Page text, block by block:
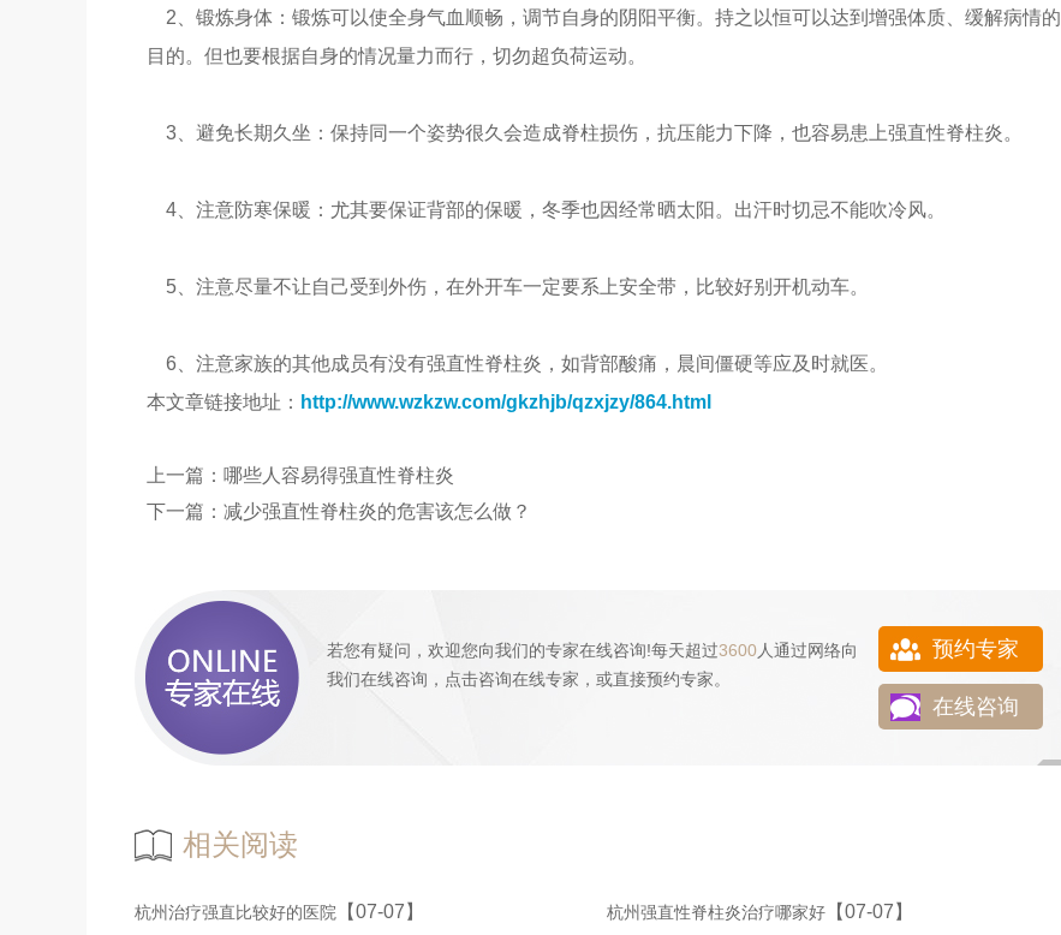
2、锻炼身体：锻炼可以使全身气血顺畅，调节自身的阴阳平衡。持之以恒可以达到增强体质、缓解病情的
目的。但也要根据自身的情况量力而行，切勿超负荷运动。
3、避免长期久坐：保持同一个姿势很久会造成脊柱损伤，抗压能力下降，也容易患上强直性脊柱炎。
4、注意防寒保暖：尤其要保证背部的保暖，冬季也因经常晒太阳。出汗时切忌不能吹冷风。
5、注意尽量不让自己受到外伤，在外开车一定要系上安全带，比较好别开机动车。
6、注意家族的其他成员有没有强直性脊柱炎，如背部酸痛，晨间僵硬等应及时就医。
本文章链接地址： http://www.wzkzw.com/gkzhjb/qzxjzy/864.html
上一篇： 哪些人容易得强直性脊柱炎
下一篇： 减少强直性脊柱炎的危害该怎么做？
若您有疑问，欢迎您向我们的专家在线咨询!每天超过3600 人通过网络向
我们在线咨询 ， 点击咨询在线专家，或直接预约专家。
预约专家
在线咨询
相关阅读
杭州治疗强直比较好的医院 【07-07】 杭州强直性脊柱炎治疗哪家好 【07-07】